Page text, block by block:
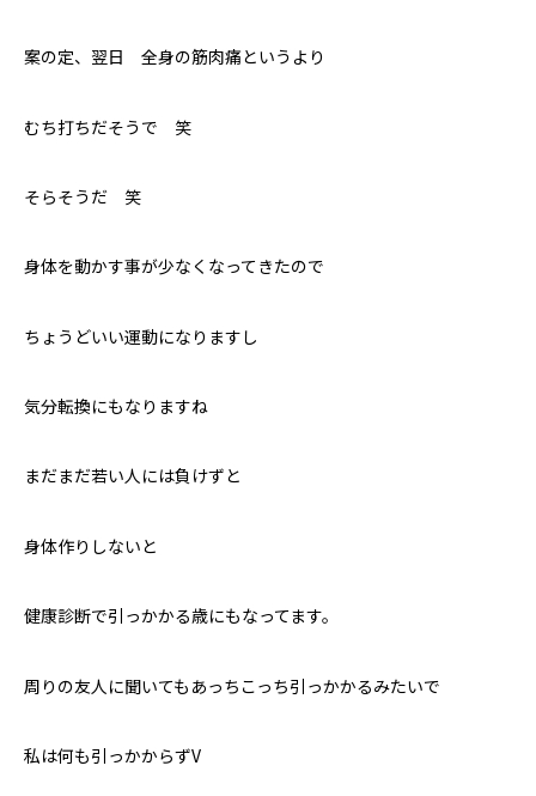
案の定、翌日 全身の筋肉痛というより
むち打ちだそうで 笑
そらそうだ 笑
身体を動かす事が少なくなってきたので
ちょうどいい運動になりますし
気分転換にもなりますね
まだまだ若い人には負けずと
身体作りしないと
健康診断で引っかかる歳にもなってます。
周りの友人に聞いてもあっちこっち引っかかるみたいで
私は何も引っかからずV